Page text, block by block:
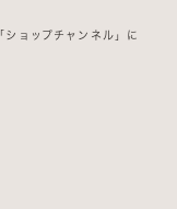
ショップチャンネル」に